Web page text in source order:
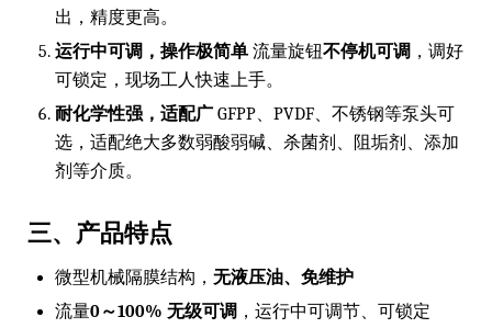
出，精度更高。
运行中可调，操作极简单 流量旋钮不停机可调 ，调好
可锁定，现场工人快速上手。
耐化学性强，适配广 GFPP、PVDF、不锈钢等泵头可
选，适配绝大多数弱酸弱碱、杀菌剂、阻垢剂、添加
剂等介质。
三、产品特点
微型机械隔膜结构， 无液压油、免维护
流量0～100% 无级可调 ，运行中可调节、可锁定